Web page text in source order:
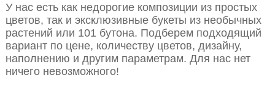
У нас есть как недорогие композиции из простых
цветов, так и эксклюзивные букеты из необычных
растений или 101 бутона. Подберем подходящий
вариант по цене, количеству цветов, дизайну,
наполнению и другим параметрам. Для нас нет
ничего невозможного!